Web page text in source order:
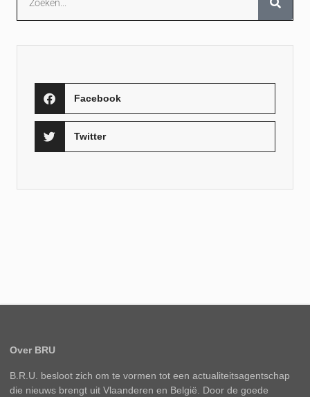
Facebook
Twitter
Over BRU
B.R.U. besloot zich om te vormen tot een actualiteitsagentschap
die nieuws brengt uit Vlaanderen en België. Door de goede